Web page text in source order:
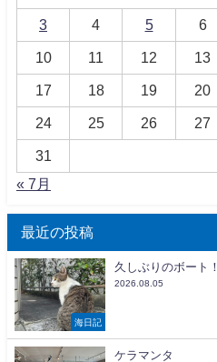
3 4 5 6
10 11 12 13
17 18 19 20
24 25 26 27
31
« 7月
最近の投稿
海日記
久しぶりのボート！
2026.08.05
ケラマンタ